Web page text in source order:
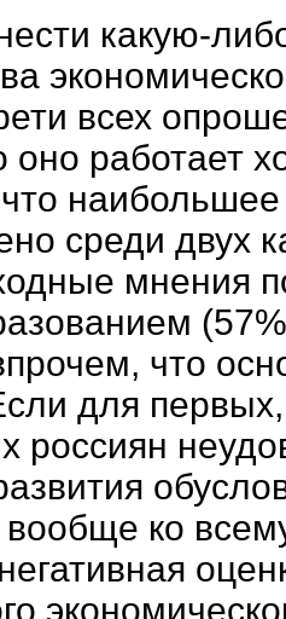
какую-
всех
оно работает
наибольшее
среди двух
мнения
что
для
россиян
ко